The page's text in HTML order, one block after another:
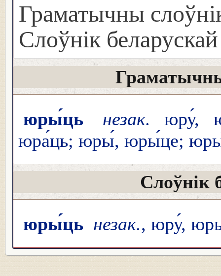
Граматычны
Слоўнік
юры́ць незак. юру́,
юра́ць; юры́, юры́це;
Слоўнік
юры́ць незак., юру́,